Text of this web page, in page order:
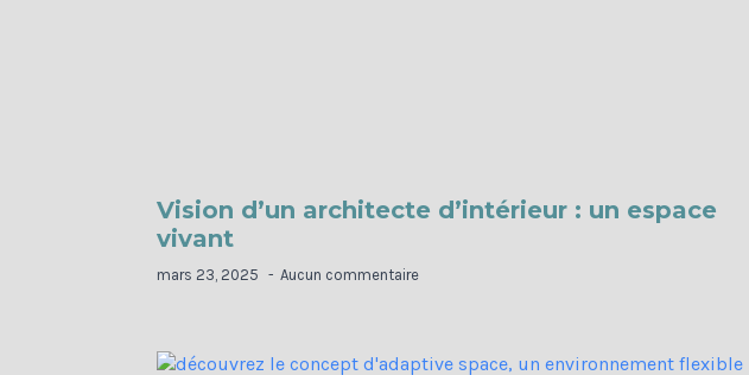
Vision d’un architecte d’intérieur : un espace
vivant
mars 23, 2025 Aucun commentaire